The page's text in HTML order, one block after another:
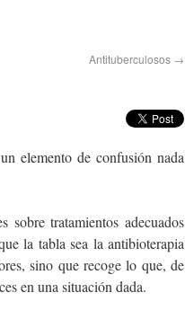
Antituberculosos →
elemento de confusión nada
sobre tratamientos adecuados
la tabla sea la antibioterapia
sino que recoge lo que, de
en una situación dada.